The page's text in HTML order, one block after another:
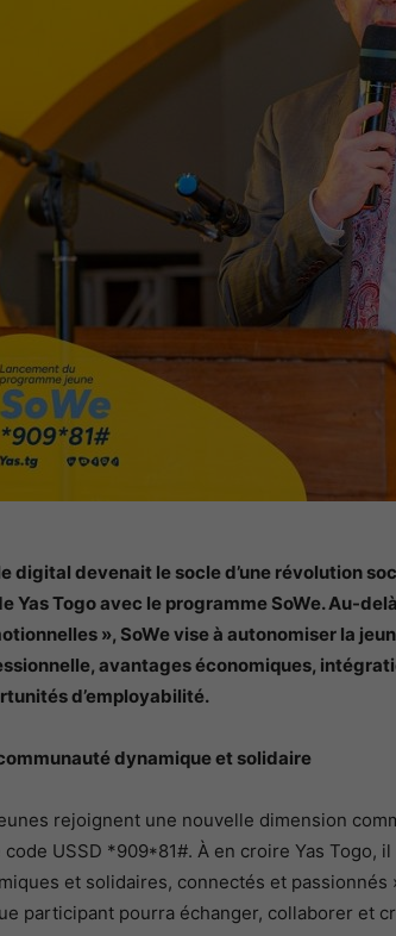
digital devenait le socle d’une révolution
Yas Togo avec le programme SoWe. Au-
», SoWe vise à autonomiser la
avantages économiques,
d’employabilité.
dynamique et solidaire
rejoignent une nouvelle dimension
code USSD *909*81#. À en croire Yas Togo, il
et solidaires, connectés et
participant pourra échanger, collaborer et